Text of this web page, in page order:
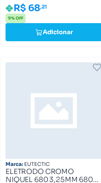
R$ 68,21
9% OFF
Adicionar
Marca: EUTECTIC
ELETRODO CROMO
NIQUEL 680 3,25MM 680